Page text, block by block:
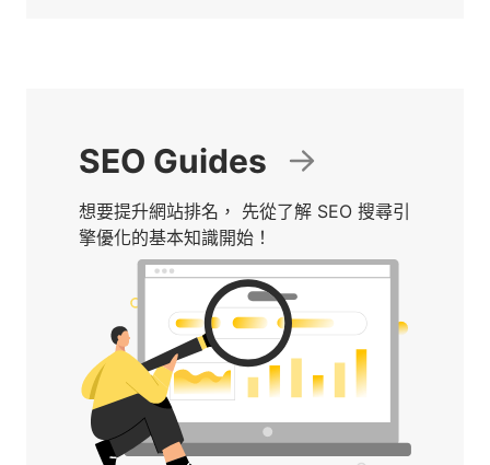
SEO Guides
想要提升網站排名， 先從了解 SEO 搜尋引
擎優化的基本知識開始！